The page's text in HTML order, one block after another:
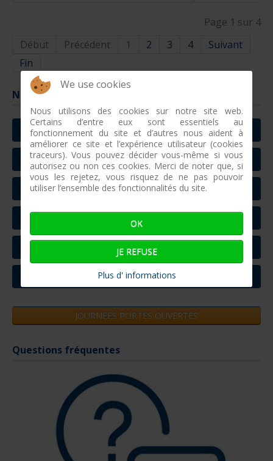
Page 1 sur 4
Début
Précédent 1 2 3 4
Suivant
Fin
Naviguer
ACTUALITÉS
AGENDA
L'INB DANS LA PRESSE
PORTRAITS
CONTACT
INSCRIVEZ-VOUS A LA NEWSLETTER
JOURNEES PORTES OUVERTES
Questions fréquentes
We use cookies
Nous utilisons des cookies sur notre site web.
Certains d’entre eux sont essentiels au
fonctionnement du site et d’autres nous aident à
améliorer ce site et l’expérience utilisateur (cookies
traceurs). Vous pouvez décider vous-même si vous
autorisez ou non ces cookies. Merci de noter que, si
vous les rejetez, vous risquez de ne pas pouvoir
utiliser l’ensemble des fonctionnalités du site.
OK
JE REFUSE
Plus d' informations